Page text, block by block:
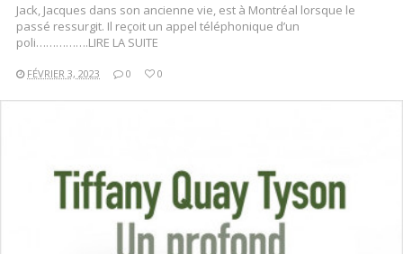
Jack, Jacques dans son ancienne vie, est à Montréal lorsque le
passé ressurgit. Il reçoit un appel téléphonique d’un
poli…………….LIRE LA SUITE
FÉVRIER 3, 2023 0 0